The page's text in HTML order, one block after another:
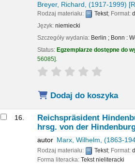
Breyer, Richard , (1917-1999)
Rodzaj materiału: Tekst; Format:
Język: niemiecki
Szczegóły wydania: Berlin ; Bonn :
Status: Egzemplarze dostępne do
56085 .
star rating
Dodaj do koszyka
16. Reichspräsident
hrsg. von der
autor Marx, Wilhelm , (1863-
Rodzaj materiału: Tekst; Format:
Forma literacka: Tekst nieliteracki